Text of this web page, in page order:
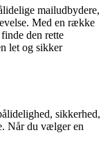
mailudbydere,
Med en række
den rette
let og sikker
sikkerhed,
Når du vælger en